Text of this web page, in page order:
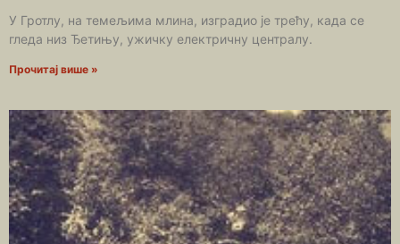
У Гротлу, на темељима млина, изградио је трећу, када се
гледа низ Ђетињу, ужичку електричну централу.
Прочитај више »